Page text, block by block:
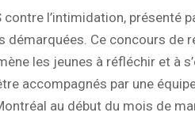
l’intimidation, présenté
Ce concours de
les jeunes à réfléchir et à
accompagnés par une
au début du mois de